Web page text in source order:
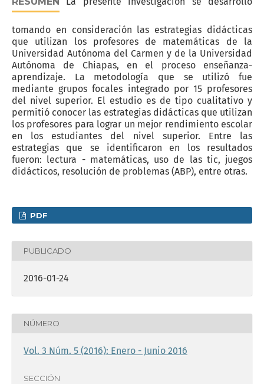
tomando en consideración las estrategias didácticas
que utilizan los profesores de matemáticas de la
Universidad Autónoma del Carmen y de la Universidad
Autónoma de Chiapas, en el proceso enseñanza-
aprendizaje. La metodología que se utilizó fue
mediante grupos focales integrado por 15 profesores
del nivel superior. El estudio es de tipo cualitativo y
permitió conocer las estrategias didácticas que utilizan
los profesores para lograr un mejor rendimiento escolar
en los estudiantes del nivel superior. Entre las
estrategias que se identificaron en los resultados
fueron: lectura - matemáticas, uso de las tic, juegos
didácticos, resolución de problemas (ABP), entre otras.
PDF
PUBLICADO
2016-01-24
NÚMERO
Vol. 3 Núm. 5 (2016): Enero - Junio 2016
SECCIÓN